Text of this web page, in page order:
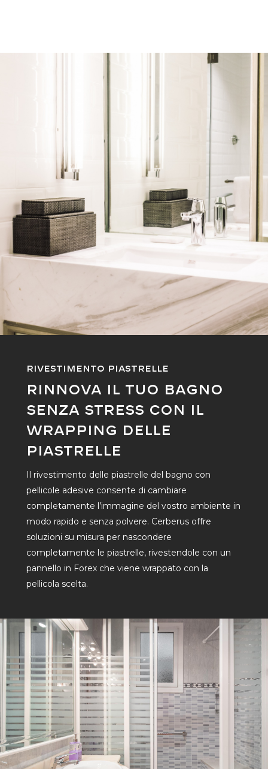
Rivestimento Piastrelle
Rinnova il tuo Bagno
Senza Stress con il
Wrapping delle
Piastrelle
Il rivestimento delle piastrelle del bagno con
pellicole adesive consente di cambiare
completamente l’immagine del vostro ambiente in
modo rapido e senza polvere. Cerberus offre
soluzioni su misura per nascondere
completamente le piastrelle, rivestendole con un
pannello in Forex che viene wrappato con la
pellicola scelta.